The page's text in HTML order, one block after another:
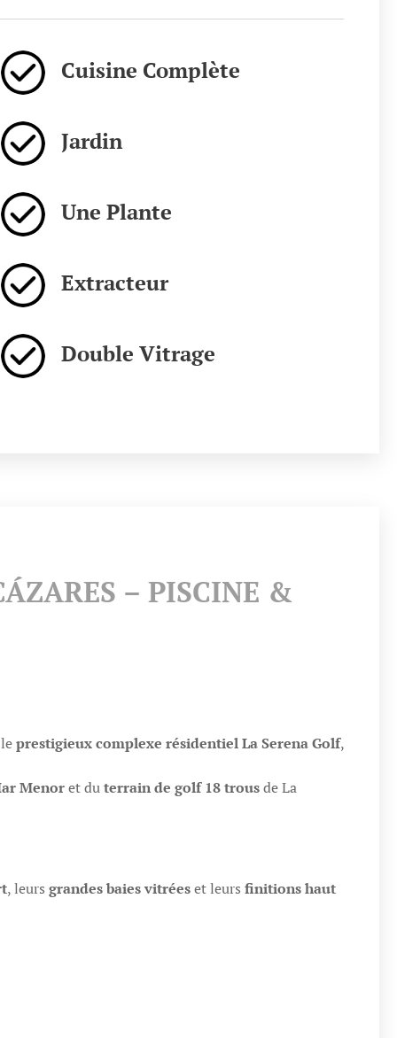
Cuisine Complète
Jardin
Une Plante
Extracteur
Double Vitrage
– PISCINE &
prestigieux complexe résidentiel La Serena Golf,
Menoret duterrain de golf 18 trousde La
, leurs grandes baies vitréeset leurs finitions haut